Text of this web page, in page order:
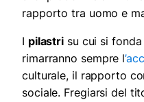
rapporto tra uomo e
I pilastri su cui si
rimarranno sempre l
culturale, il rapporto
sociale. Fregiarsi del